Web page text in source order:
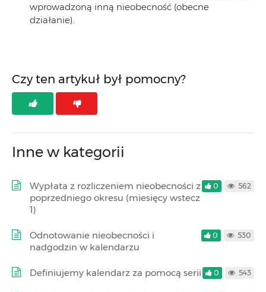
wprowadzoną inną nieobecność (obecne
działanie).
Czy ten artykuł był pomocny?
Inne w kategorii
Wypłata z rozliczeniem nieobecności z
poprzedniego okresu (miesięcy wstecz
1)
0 562
Odnotowanie nieobecności i
nadgodzin w kalendarzu
0 530
Definiujemy kalendarz za pomocą serii 0 543